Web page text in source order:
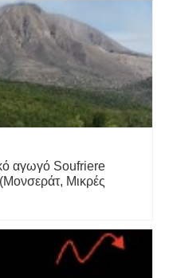
αγωγό Soufriere
Μικρές